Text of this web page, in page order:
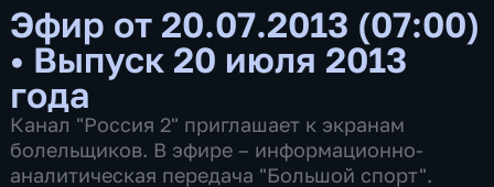
Эфир от 20.07.2013 (07:00)
• Выпуск 20 июля 2013
года
Канал "Россия 2" приглашает к экранам
болельщиков. В эфире – информационно-
аналитическая передача "Большой спорт".